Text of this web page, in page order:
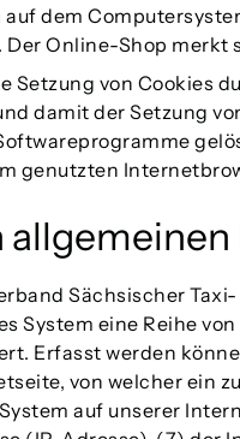
dem
Online-Shop
Setzung von Cookies
damit der Setzung
genutzten
Sächsischer
System eine Reihe
Erfasst werden
von welcher ein
auf unserer